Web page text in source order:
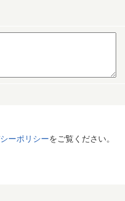
ーポリシーをご覧ください。